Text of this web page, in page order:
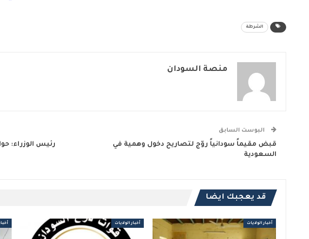
الشرطة
منصة السودان
البوست السابق
قبض مقيماً سودانياً روّج لتصاريح دخول وهمية في
السعودية
رئيس الوزراء:
قد يعجبك ايضا
أخبار الولايات أخبار الولايات